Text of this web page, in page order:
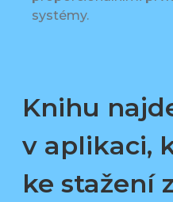
systémy.
Knihu
v aplikaci,
ke stažení